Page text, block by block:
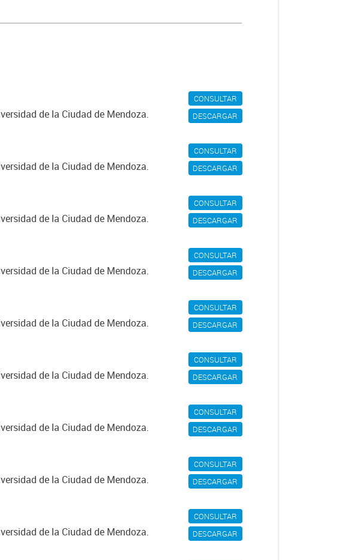
CONSULTAR
DESCARGAR
de la Ciudad de Mendoza.
CONSULTAR
DESCARGAR
de la Ciudad de Mendoza.
CONSULTAR
DESCARGAR
de la Ciudad de Mendoza.
CONSULTAR
DESCARGAR
de la Ciudad de Mendoza.
CONSULTAR
DESCARGAR
de la Ciudad de Mendoza.
CONSULTAR
DESCARGAR
de la Ciudad de Mendoza.
CONSULTAR
DESCARGAR
de la Ciudad de Mendoza.
CONSULTAR
DESCARGAR
de la Ciudad de Mendoza.
CONSULTAR
DESCARGAR
de la Ciudad de Mendoza.